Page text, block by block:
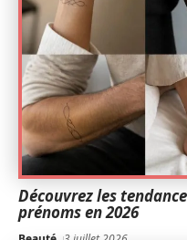
Découvrez les
prénoms en 2026